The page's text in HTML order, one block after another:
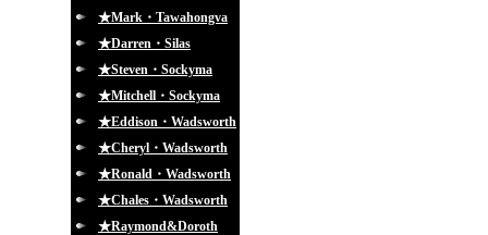
★Mark・Tawahongva
★Darren・Silas
★Steven・Sockyma
★Mitchell・Sockyma
★Eddison・Wadsworth
★Cheryl・Wadsworth
★Ronald・Wadsworth
★Chales・Wadsworth
★Raymond&Doroth